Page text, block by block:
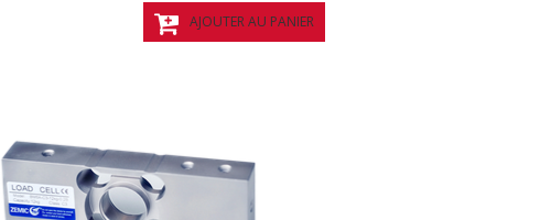
AJOUTER AU PANIER